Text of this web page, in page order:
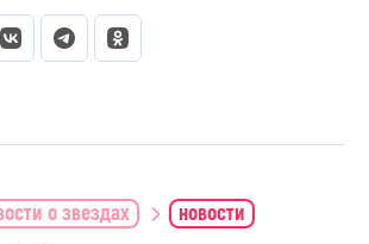
о звездах новости